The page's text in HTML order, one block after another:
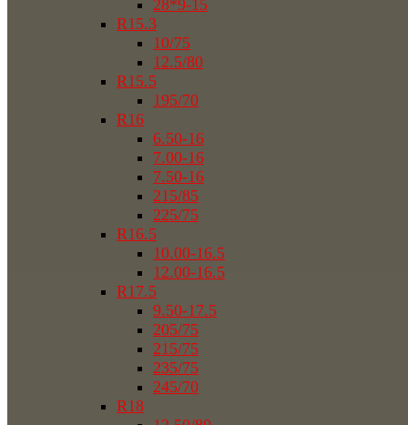
28*9-15
R15.3
10/75
12.5/80
R15.5
195/70
R16
6.50-16
7.00-16
7.50-16
215/85
225/75
R16.5
10.00-16.5
12.00-16.5
R17.5
9.50-17.5
205/75
215/75
235/75
245/70
R18